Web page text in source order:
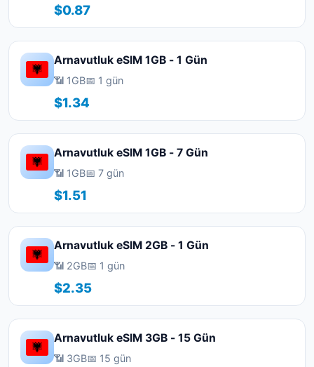
$0.87
Arnavutluk eSIM 1GB - 1 Gün
📶 1GB📅 1 gün
$1.34
Arnavutluk eSIM 1GB - 7 Gün
📶 1GB📅 7 gün
$1.51
Arnavutluk eSIM 2GB - 1 Gün
📶 2GB📅 1 gün
$2.35
Arnavutluk eSIM 3GB - 15 Gün
📶 3GB📅 15 gün